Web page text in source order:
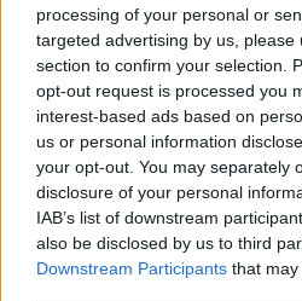
processing of your personal or
targeted advertising by us, please
section to confirm your selection.
opt-out request is processed you
interest-based ads based on
us or personal information
your opt-out. You may separately
disclosure of your personal
IAB’s list of downstream
also be disclosed by us to third
Downstream Participants that
https://twitter.com/
Ogłoszenie decyzji
doniesieniami łączącymi
Sprout Esports.
przeprowadzenie dwóch
jej skład był w pełni
ALTERNATE od maja
miejsce Stefana "stfNa"
wywalczyć miejsca w
europejskiego Minora, a w